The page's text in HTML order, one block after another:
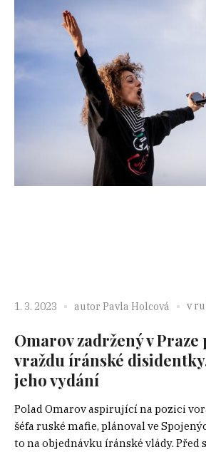
1. 3. 2023 autor Pavla Holcová v
Omarov zadržený v Praze
vraždu íránské
jeho vydání
Polad Omarov aspirující na pozici
šéfa ruské mafie, plánoval ve
to na objednávku íránské vlády. Před